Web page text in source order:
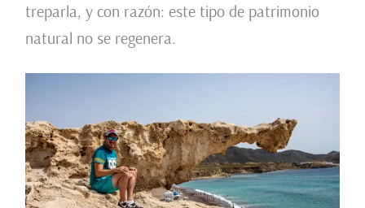
treparla, y con razón: este tipo de patrimonio
natural no se regenera.